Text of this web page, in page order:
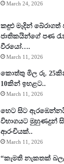
March 24, 2026
කඳුළු මැදින්
ජාතිකයින්ගේ පණ
වීරයෝ….
March 11, 2026
කොත්තු මිල රු.
10කින් ඉහළට..
March 11, 2026
හෙට සිට
විභාගයට මුහුණදුන්
ආරංචියක්..
March 11, 2026
“කැමති නැකතක්